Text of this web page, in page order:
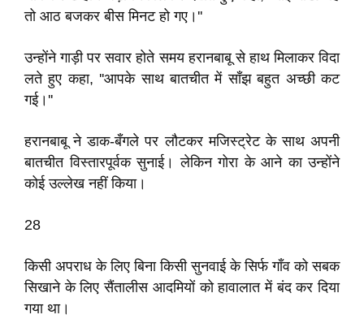
तो आठ बजकर बीस मिनट हो गए।''
उन्होंने गाड़ी पर सवार होते समय हरानबाबू से हाथ मिलाकर विदा
लते हुए कहा, ''आपके साथ बातचीत में साँझ बहुत अच्छी कट
गई।''
हरानबाबू ने डाक-बँगले पर लौटकर मजिस्ट्रेट के साथ अपनी
बातचीत विस्तारपूर्वक सुनाई। लेकिन गोरा के आने का उन्होंने
कोई उल्लेख नहीं किया।
28
किसी अपराध के लिए बिना किसी सुनवाई के सिर्फ गाँव को सबक
सिखाने के लिए सैंतालीस आदमियों को हावालात में बंद कर दिया
गया था।